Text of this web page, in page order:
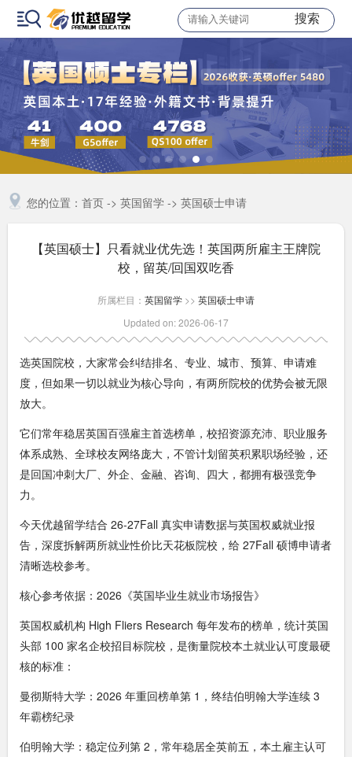
搜索
您的位置： 首页-> 英国留学-> 英国硕士申请
【英国硕士】只看就业优先选！英国两所雇主王牌院
校，留英/回国双吃香
所属栏目： 英国留学 >> 英国硕士申请
Updated on: 2026-06-17
选英国院校，大家常会纠结排名、专业、城市、预算、申请难
度，但如果一切以就业为核心导向，有两所院校的优势会被无限
放大。
它们常年稳居英国百强雇主首选榜单，校招资源充沛、职业服务
体系成熟、全球校友网络庞大，不管计划留英积累职场经验，还
是回国冲刺大厂、外企、金融、咨询、四大，都拥有极强竞争
力。
今天优越留学结合 26-27Fall 真实申请数据与英国权威就业报
告，深度拆解两所就业性价比天花板院校，给 27Fall 硕博申请者
清晰选校参考。
核心参考依据：2026《英国毕业生就业市场报告》
英国权威机构 High Fliers Research 每年发布的榜单，统计英国
头部 100 家名企校招目标院校，是衡量院校本土就业认可度最硬
核的标准：
曼彻斯特大学：2026 年重回榜单第 1，终结伯明翰大学连续 3
年霸榜纪录
伯明翰大学：稳定位列第 2，常年稳居全英前五，本土雇主认可